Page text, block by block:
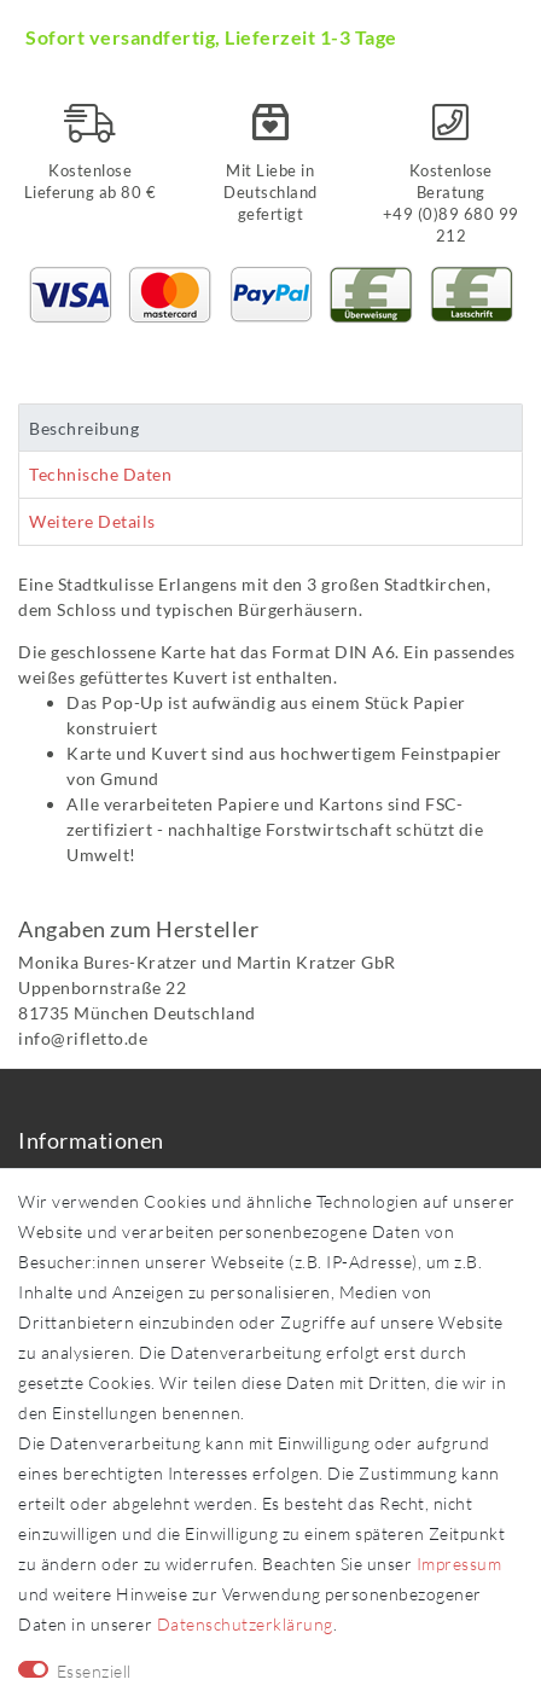
Sofort versandfertig, Lieferzeit 1-3 Tage
Kostenlose
Lieferung ab 80 €
Mit Liebe in
Deutschland
gefertigt
Kostenlose
Beratung
+49 (0)89 680 99
212
Beschreibung
Technische Daten
Weitere Details
Eine Stadtkulisse Erlangens mit den 3 großen Stadtkirchen,
dem Schloss und typischen Bürgerhäusern.
Die geschlossene Karte hat das Format DIN A6. Ein passendes
weißes gefüttertes Kuvert ist enthalten.
Das Pop-Up ist aufwändig aus einem Stück Papier
konstruiert
Karte und Kuvert sind aus hochwertigem Feinstpapier
von Gmund
Alle verarbeiteten Papiere und Kartons sind FSC-
zertifiziert - nachhaltige Forstwirtschaft schützt die
Umwelt!
Angaben zum Hersteller
Monika Bures-Kratzer und Martin Kratzer GbR
Uppenbornstraße 22
81735 München Deutschland
info@rifletto.de
Informationen
Über uns
Händler in Ihrer Nähe
Sonderanfertigungen
Zahlung und Versand
Shop-Service
Widerrufs­recht
Widerrufs­formular
Impressum
Daten­schutz­erklärung
AGB
Kontakt
Vertrag widerrufen Kontakt
Fachhändler
Wir verwenden Cookies und ähnliche Technologien auf unserer
Website und verarbeiten personenbezogene Daten von
Besucher:innen unserer Webseite (z.B. IP-Adresse), um z.B.
Inhalte und Anzeigen zu personalisieren, Medien von
Drittanbietern einzubinden oder Zugriffe auf unsere Website
zu analysieren. Die Datenverarbeitung erfolgt erst durch
gesetzte Cookies. Wir teilen diese Daten mit Dritten, die wir in
den Einstellungen benennen.
Die Datenverarbeitung kann mit Einwilligung oder aufgrund
eines berechtigten Interesses erfolgen. Die Zustimmung kann
erteilt oder abgelehnt werden. Es besteht das Recht, nicht
einzuwilligen und die Einwilligung zu einem späteren Zeitpunkt
zu ändern oder zu widerrufen. Beachten Sie unser Impressum
und weitere Hinweise zur Verwendung personenbezogener
Daten in unserer Daten­schutz­erklärung
Essenziell